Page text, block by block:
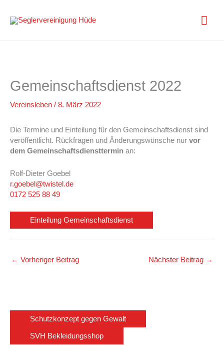
Inhalt
springen
Gemeinschaftsdienst 2022
Vereinsleben / 8. März 2022
Die Termine und Einteilung für den Gemeinschaftsdienst sind
veröffentlicht. Rückfragen und Änderungswünsche nur vor
dem Gemeinschaftsdiensttermin an:
Rolf-Dieter Goebel
r.goebel@twistel.de
0172 525 88 49
Einteilung Gemeinschaftsdienst
← Vorheriger Beitrag Nächster Beitrag →
Schutzkonzept gegen Gewalt
SVH Bekleidungsshop